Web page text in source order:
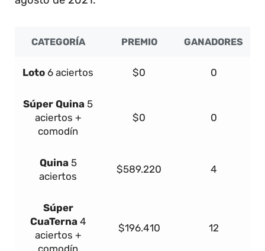
CATEGORÍA PREMIO GANADORES
Loto 6 aciertos $0 0
Súper Quina 5
aciertos +
comodín
$0 0
Quina 5
aciertos
$589.220 4
Súper
CuaTerna 4
aciertos +
$196.410 12